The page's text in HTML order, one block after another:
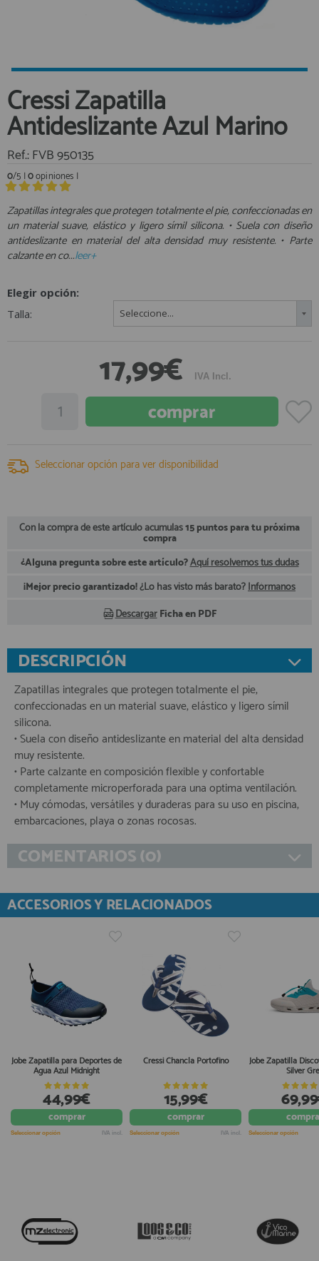
Libros
Mantenimiento y Limpieza
Motores
Navegacion
Neveras y Termos
Seguridad
Vela y Maniobra
Tiempo Libre
INFORMACION
910 60 71 03
HORARIO de TIENDA:
910 51 49 87 Whatsapp
info@francobordo.com
Al crear una cuenta en francobordo.com podrás realizar tus
registro cliente
Área profesionales
Regístrate y aprovecha los descuentos y ventajas de ser
Únete ya a los mas de de 500 Profesionales de la Náutica
Cressi Zapatilla
Antideslizante Azul Marino
Ref.: FVB 950135
0/5 |0opiniones |
Zapatillas integrales que protegen totalmente el pie, confeccionadas en
un material suave, elástico y ligero símil silicona. • Suela con diseño
antideslizante en material del alta densidad muy resistente. • Parte
calzante en co...leer+
Elegir opción:
Talla:
Seleccione...
17,99€ IVA Incl.
Seleccionar opción para ver disponibilidad
Con la compra de este artículo acumulas15 puntos para tu próxima
compra
¿Alguna pregunta sobre este artículo?Aquí resolvemos tus dudas
¡Mejor precio garantizado!¿Lo has visto más barato?Infórmanos
Descargar Ficha en PDF
DESCRIPCIÓN
Zapatillas integrales que protegen totalmente el pie,
confeccionadas en un material suave, elástico y ligero símil
silicona.
• Suela con diseño antideslizante en material del alta densidad
muy resistente.
• Parte calzante en composición flexible y confortable
completamente microperforada para una optima ventilación.
• Muy cómodas, versátiles y duraderas para su uso en piscina,
embarcaciones, playa o zonas rocosas.
COMENTARIOS (0)
ACCESORIOS Y RELACIONADOS
Jobe Zapatilla para Deportes de
Agua Azul Midnight
44,99€
comprar
Seleccionar opción IVA incl.
Cressi Chancla Portofino
15,99€
comprar
Seleccionar opción IVA incl.
Jobe Zapatilla
Silver
Seleccionar opción